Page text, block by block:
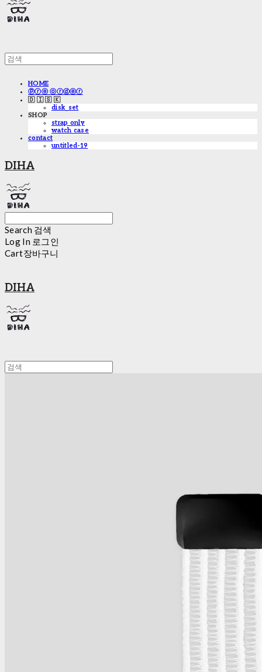
HOME
ⓟⓡⓔ ⓞⓡⓓⓔⓡ
🇩 🇮 🇸 🇰
disk_set
SHOP
strap only
watch case
contact
untitled-19
DIHA
Search 검색
Log In 로그인
Cart장바구니
DIHA